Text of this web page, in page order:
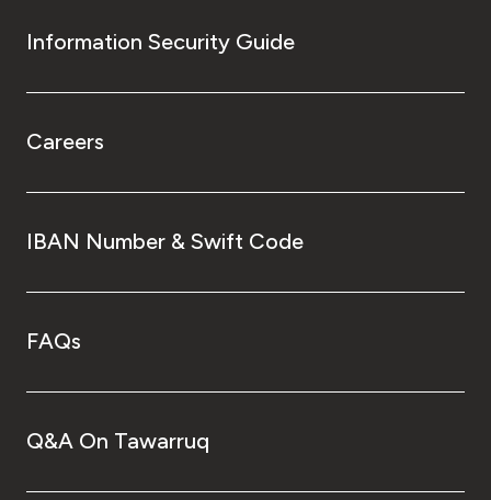
Information Security Guide
Careers
IBAN Number & Swift Code
FAQs
Q&A On Tawarruq